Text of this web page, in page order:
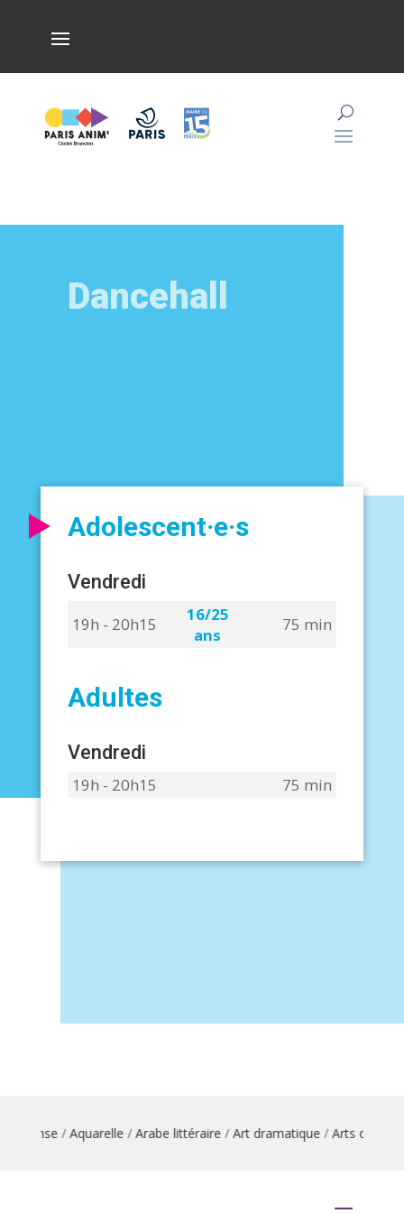
Dancehall
Adolescent·e·s
Vendredi
19h - 20h15
16/25
ans
75 min
Adultes
Vendredi
19h - 20h15 75 min
danse/Aquarelle/Arabe littéraire/Art dramatique/Arts du